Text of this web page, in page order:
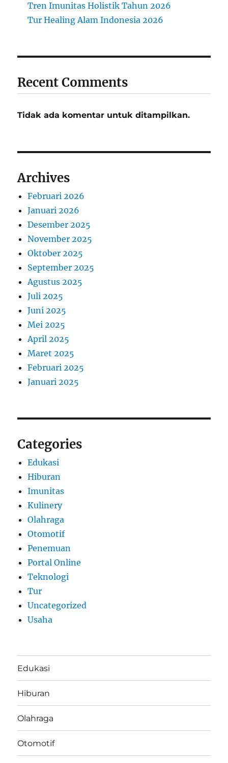
Tren Imunitas Holistik Tahun 2026
Tur Healing Alam Indonesia 2026
Recent Comments
Tidak ada komentar untuk ditampilkan.
Archives
Februari 2026
Januari 2026
Desember 2025
November 2025
Oktober 2025
September 2025
Agustus 2025
Juli 2025
Juni 2025
Mei 2025
April 2025
Maret 2025
Februari 2025
Januari 2025
Categories
Edukasi
Hiburan
Imunitas
Kulinery
Olahraga
Otomotif
Penemuan
Portal Online
Teknologi
Tur
Uncategorized
Usaha
Edukasi
Hiburan
Olahraga
Otomotif